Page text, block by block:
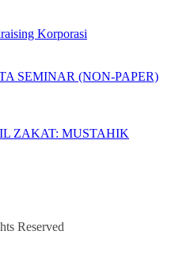
Korporasi
SEMINAR (NON-PAPER)
ZAKAT: MUSTAHIK
Reserved